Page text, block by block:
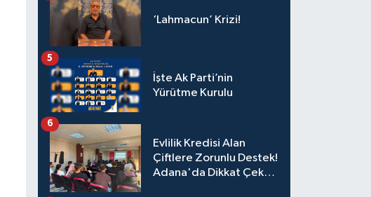
‘Lahmacun’ Krizi!
İşte Ak Parti’nin
Yürütme Kurulu
5
Evlilik Kredisi Alan
Çiftlere Zorunlu Destek!
Adana'da Dikkat Çeken
6